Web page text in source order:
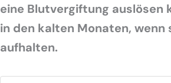
eine Blutvergiftung auslösen
in den kalten Monaten, wenn
aufhalten.